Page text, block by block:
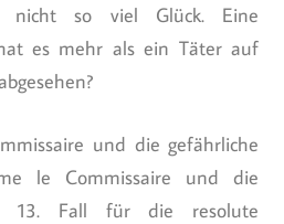
nicht so viel Glück. Eine
es mehr als ein Täter auf
und die gefährliche
le Commissaire und die
13. Fall für die resolute